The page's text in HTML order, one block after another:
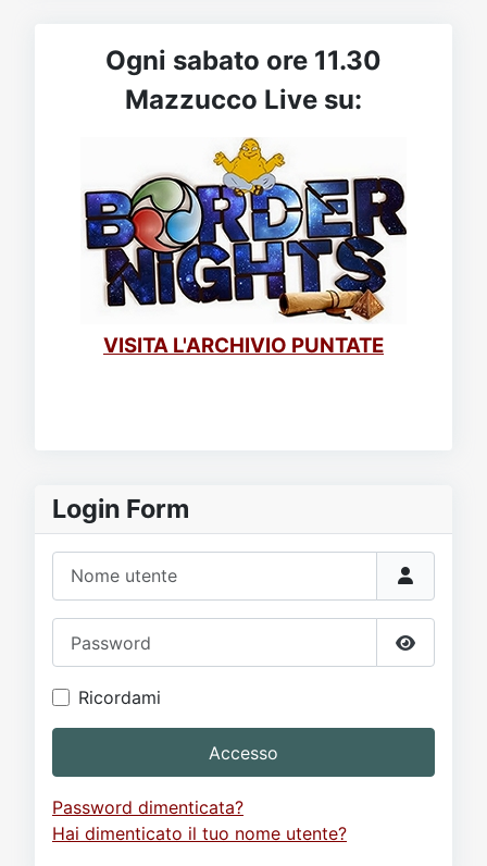
Login Form
Mostra
Ricordami
Accesso
Password dimenticata?
Hai dimenticato il tuo nome utente?
Ogni sabato ore 11.30
Mazzucco Live su:
VISITA L'ARCHIVIO PUNTATE